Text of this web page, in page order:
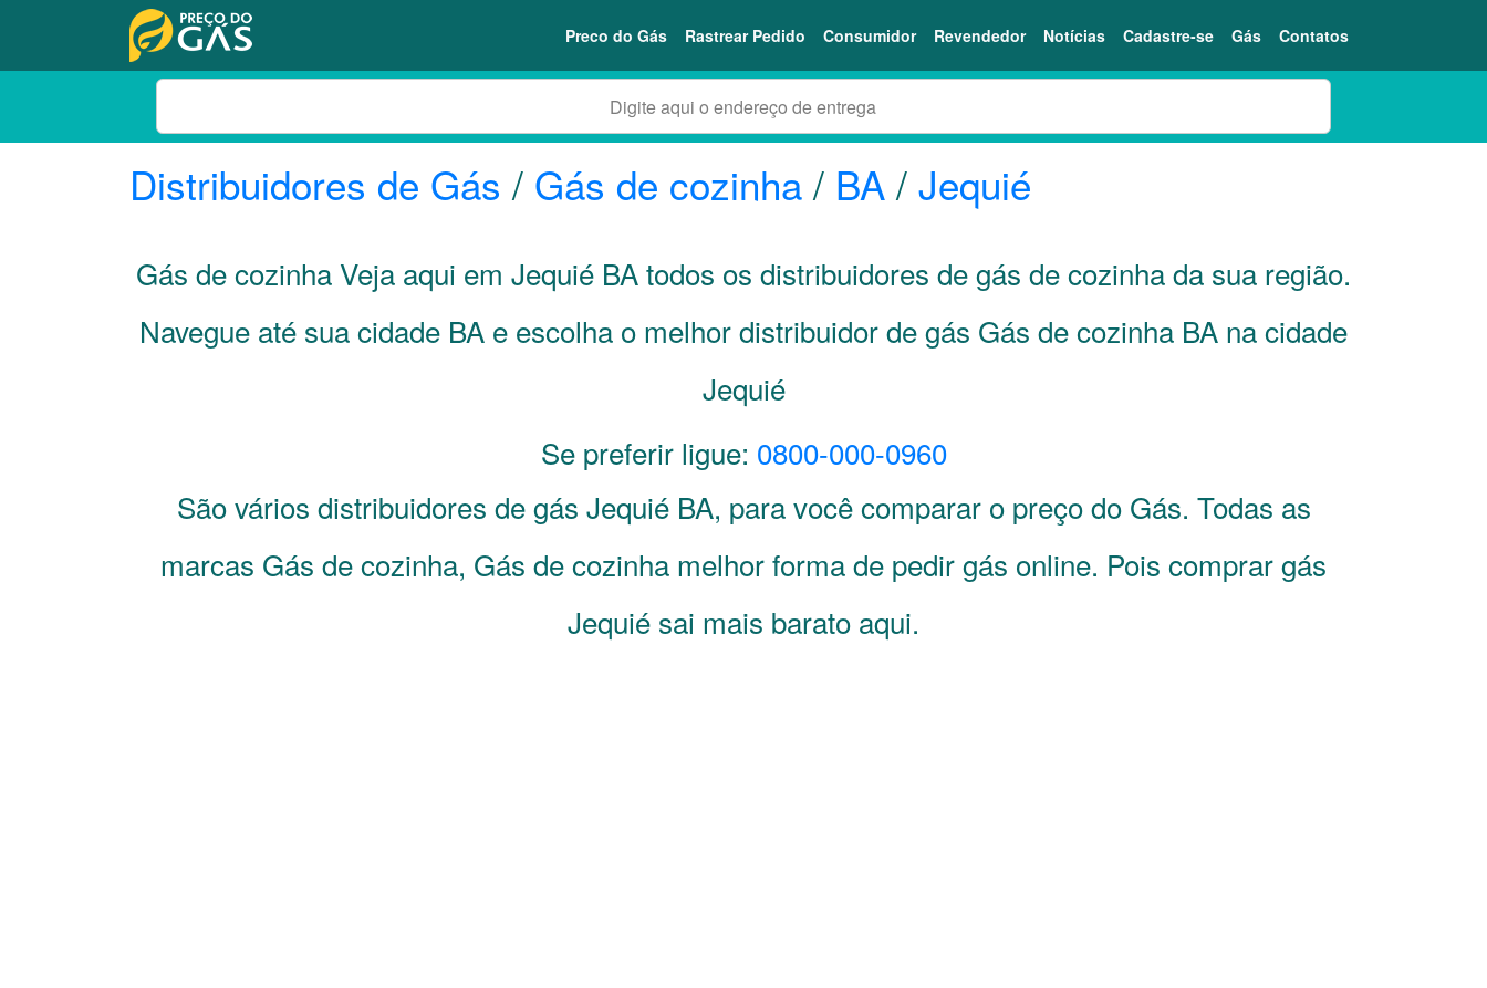
Preco do Gás Rastrear Pedido Consumidor Revendedor Notícias Cadastre-se Gás Contatos
Distribuidores de Gás/ Gás de cozinha/ BA/ Jequié
Gás de cozinha Veja aqui em Jequié BAtodos os distribuidores de gás de cozinha da sua região.
Navegue até sua cidade BA e escolha o melhor distribuidor de gás Gás de cozinha BA na cidade
Jequié
Se preferir ligue: 0800-000-0960
São vários distribuidores de gás Jequié BA, para você comparar o preço do Gás. Todas as
marcas Gás de cozinha, Gás de cozinha melhor forma de pedir gás online. Pois comprar gás
Jequié sai mais barato aqui.